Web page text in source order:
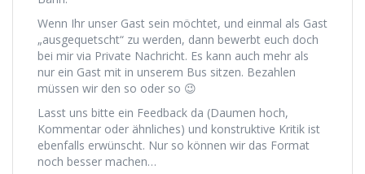
Wenn Ihr unser Gast sein möchtet, und einmal als Gast
„ausgequetscht“ zu werden, dann bewerbt euch doch
bei mir via Private Nachricht. Es kann auch mehr als
nur ein Gast mit in unserem Bus sitzen. Bezahlen
müssen wir den so oder so 😉
Lasst uns bitte ein Feedback da (Daumen hoch,
Kommentar oder ähnliches) und konstruktive Kritik ist
ebenfalls erwünscht. Nur so können wir das Format
noch besser machen…